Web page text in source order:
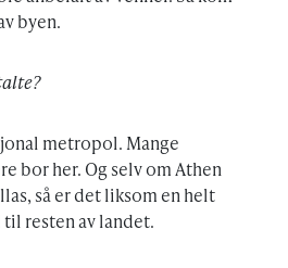
byen.
metropol. Mange
bor her. Og selv om Athen
så er det liksom en helt
resten av landet.